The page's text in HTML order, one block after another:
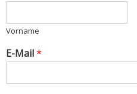
Vorname
E-Mail*